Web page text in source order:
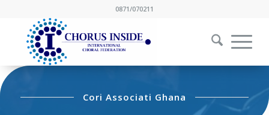
0871/070211
Cori Associati Ghana